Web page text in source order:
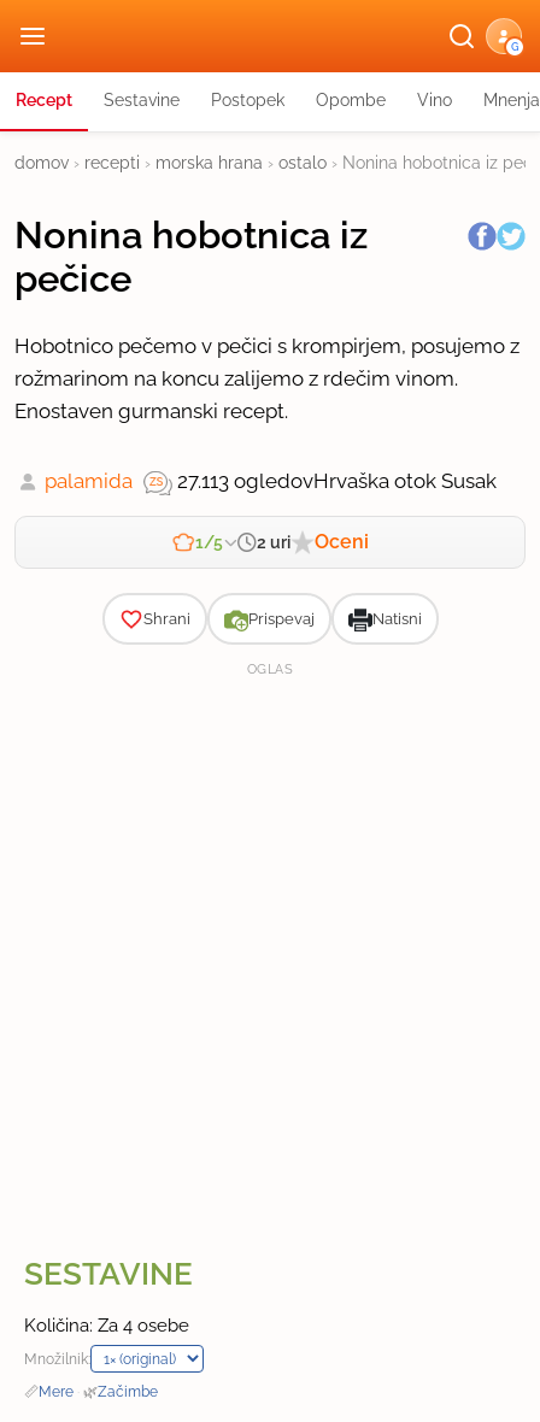
G
Recept Sestavine Postopek Opombe Vino Mnenja
domov › recepti › morska hrana › ostalo › Nonina hobotnica iz
Nonina hobotnica iz
pečice
Hobotnico pečemo v pečici s krompirjem, posujemo z
rožmarinom na koncu zalijemo z rdečim vinom.
Enostaven gurmanski recept.
palamida 27.113 ogledovHrvaška otok Susak
1/5 2 uri Oceni
Shrani Prispevaj Natisni
OGLAS
SESTAVINE
Količina: Za 4 osebe
Množilnik:
📏Mere · 🌿Začimbe